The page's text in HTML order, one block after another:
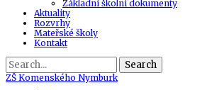
Základní školní dokumenty
Aktuality
Rozvrhy
Mateřské školy
Kontakt
Search
ZŠ Komenského Nymburk